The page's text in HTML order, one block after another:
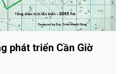
phát triển Cần Giờ